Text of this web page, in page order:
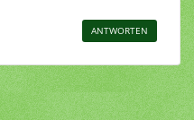
ANTWORTEN